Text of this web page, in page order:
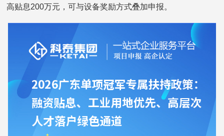
高贴息200万元，可与设备奖励方式叠加申报。